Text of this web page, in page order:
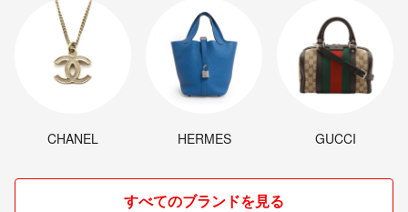
CHANEL HERMES GUCCI
すべてのブランドを見る